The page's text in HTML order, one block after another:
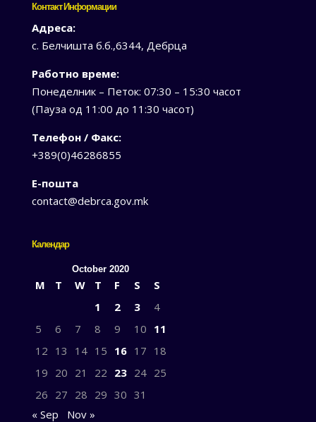
Контакт Информации
Адреса:
с. Белчишта б.б.,6344, Дебрца
Работно време:
Понеделник – Петок: 07:30 – 15:30 часот
(Пауза од 11:00 до 11:30 часот)
Телефон / Факс:
+389(0)46286855
Е-пошта
contact@debrca.gov.mk
Календар
October 2020
M T W T F S
S
1
2 3
4
5
6 7 8 9 10 11
12 13 14 15 16 17 18
19 20 21 22 23 24 25
26 27 28 29 30 31
« Sep
Nov »